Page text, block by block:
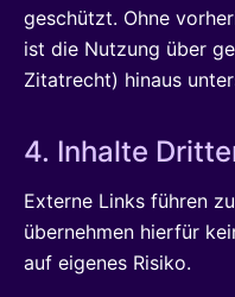
geschützt. Ohne
ist die Nutzung über
Zitatrecht) hinaus
4. Inhalte
Externe Links führen
übernehmen hierfür
auf eigenes Risiko.